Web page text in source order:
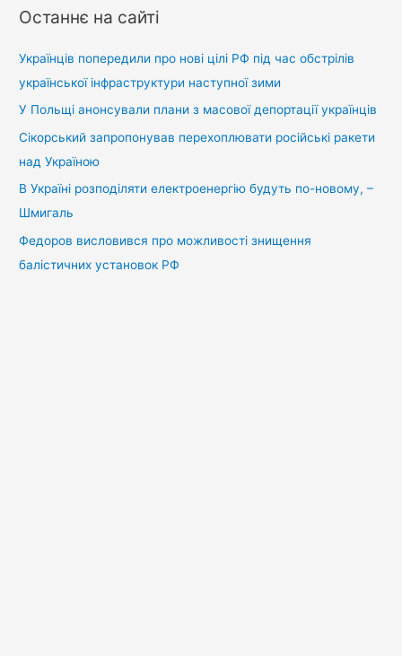
у
:
Останнє на сайті
Українців попередили про нові цілі РФ під час обстрілів
української інфраструктури наступної зими
У Польщі анонсували плани з масової депортації українців
Сікорський запропонував перехоплювати російські ракети
над Україною
В Україні розподіляти електроенергію будуть по-новому, –
Шмигаль
Федоров висловився про можливості знищення
балістичних установок РФ